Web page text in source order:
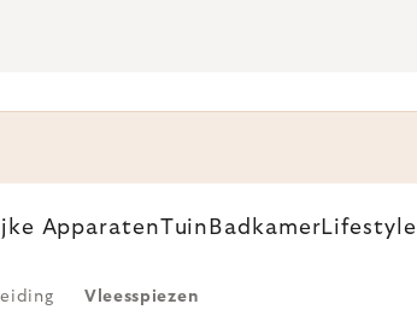
ApparatenTuin BadkamerLifestyle
Vleesspiezen